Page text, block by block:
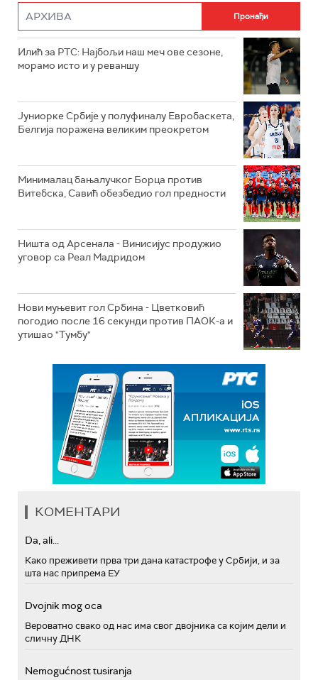
Илић за РТС: Најбољи наш меч ове сезоне,
морамо исто и у реваншу
Јуниорке Србије у полуфиналу Евробаскета,
Белгија поражена великим преокретом
Минималац бањалучког Борца против
Витебска, Савић обезбедио гол предности
Ништа од Арсенала - Винисијус продужио
уговор са Реал Мадридом
Нови муњевит гол Србина - Цветковић
погодио после 16 секунди против ПАОК-а и
утишао "Тумбу"
КОМЕНТАРИ
Da, ali...
Како преживети прва три дана катастрофе у Србији, и за
шта нас припрема ЕУ
Dvojnik mog oca
Вероватно свако од нас има свог двојника са којим дели и
сличну ДНК
Nemogućnost tusiranja